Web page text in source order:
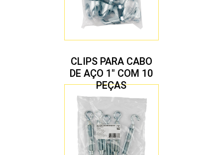
CLIPS PARA CABO
DE AÇO 1″ COM 10
PEÇAS